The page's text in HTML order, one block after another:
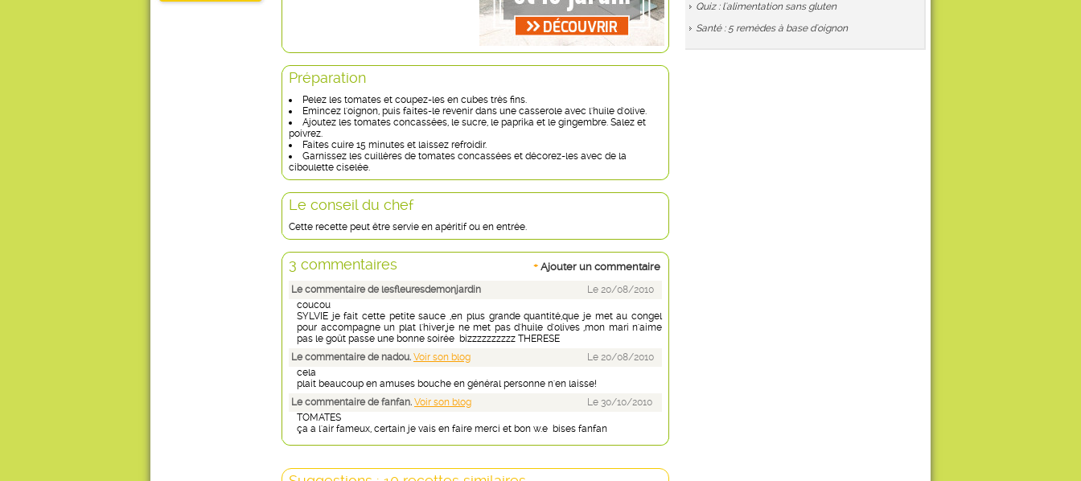
Quiz : l'alimentation sans gluten
Santé : 5 remèdes à base d'oignon
Préparation
Pelez les tomates et coupez-les en cubes très fins.
Emincez l'oignon, puis faites-le revenir dans une casserole avec l'huile d'olive.
Ajoutez les tomates concassées, le sucre, le paprika et le gingembre. Salez et
poivrez.
Faites cuire 15 minutes et laissez refroidir.
Garnissez les cuillères de tomates concassées et décorez-les avec de la
ciboulette ciselée.
Le conseil du chef
Cette recette peut être servie en apéritif ou en entrée.
+ Ajouter un commentaire
3 commentaires
Le commentaire de lesfleuresdemonjardin
Le 20/08/2010
coucou
SYLVIE je fait cette petite sauce ,en plus grande quantité,que je met au congel
pour accompagne un plat l'hiver,je ne met pas d'huile d'olives ,mon mari n'aime
pas le goût passe une bonne soirée bizzzzzzzzzz THERESE
Le commentaire de nadou. Voir son blog
Le 20/08/2010
cela
plait beaucoup en amuses bouche en général personne n'en laisse!
Le commentaire de fanfan. Voir son blog
Le 30/10/2010
TOMATES
ça a l'air fameux, certain je vais en faire merci et bon w.e bises fanfan